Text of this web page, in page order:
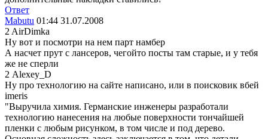
Ответ
Mabutu 01:44 31.07.2008
2 AirDimka
Ну вот и посмотри на нем парт намбер
А насчет прут с лансеров, чегойто посты там старые, и у тебя
же не сперли
2 Alexey_D
Ну про технологию на сайте написано, или в поисковик вбей
imeris
"Выручила химия. Германские инженеры разработали
технологию нанесения на любые поверхности тончайшей
пленки с любым рисунком, в том числе и под дерево.